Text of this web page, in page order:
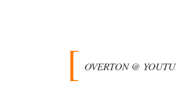
Nr. 6 halte ich für thematisch verfehlt.
Saudibarbarien oder der…OVERTON @